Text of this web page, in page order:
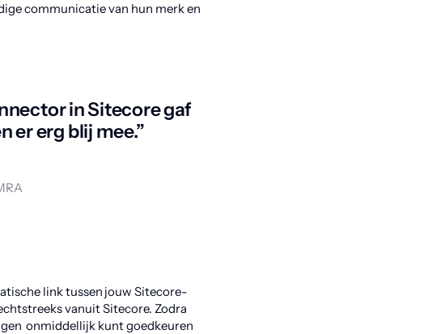
communicatie van hun merk en
in Sitecore gaf
er erg blij mee.”
link tussen jouw Sitecore-
vanuit Sitecore. Zodra
onmiddellijk kunt goedkeuren